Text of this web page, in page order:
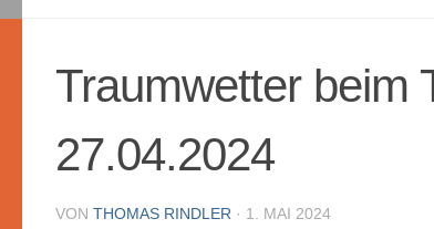
Traumwetter beim
27.04.2024
VON THOMAS RINDLER · 1. MAI 2024